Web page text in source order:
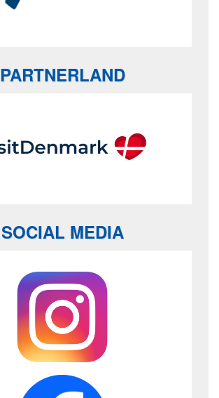
PARTNERLAND
SOCIAL MEDIA